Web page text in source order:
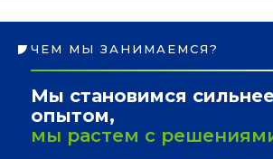
ЧЕМ МЫ ЗАНИМАЕМСЯ?
Мы становимся
опытом,
мы растем с